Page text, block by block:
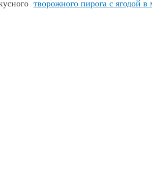
творожного пирога с ягодой в